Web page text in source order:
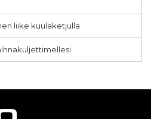
liike kuulaketjulla